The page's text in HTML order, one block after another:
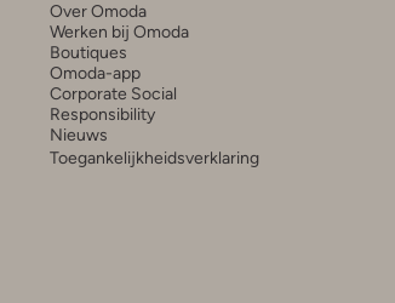
Over Omoda
Werken bij Omoda
Boutiques
Omoda-app
Corporate Social
Responsibility
Nieuws
Toegankelijkheidsverklaring